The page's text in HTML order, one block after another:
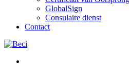
GlobalSign
Consulaire dienst
Contact